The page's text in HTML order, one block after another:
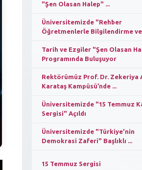
"Şen Olasan Halep" ...
Üniversitemizde "Rehber
Öğretmenlerle Bilgilendirme ve
Tarih ve Ezgiler "Şen Olasan
Programında Buluşuyor
Rektörümüz Prof. Dr. Zekeriya
Karataş Kampüsü’nde ...
Üniversitemizde "15 Temmuz
Sergisi" Açıldı
Üniversitemizde "Türkiye'nin
Demokrasi Zaferi" Başlıklı ...
15 Temmuz Sergisi